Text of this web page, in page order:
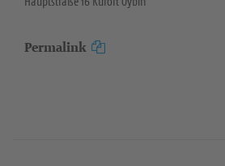
Permalink